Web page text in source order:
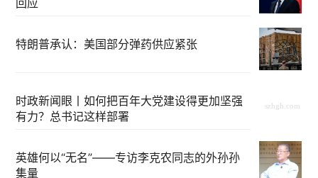
特朗普承认：美国部分弹药供应紧张
时政新闻眼丨如何把百年大党建设得更加坚强
有力？总书记这样部署
英雄何以“无名”——专访李克农同志的外孙孙
集量